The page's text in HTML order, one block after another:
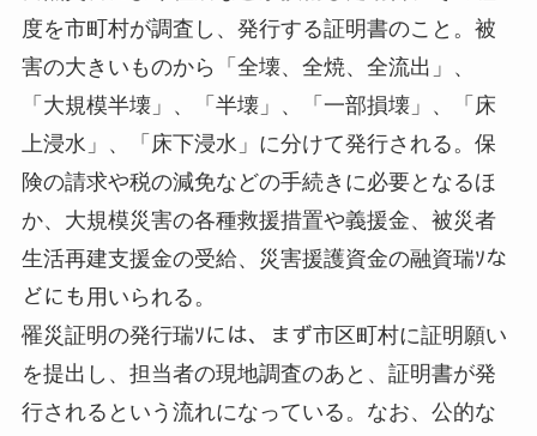
度を市町村が調査し、発行する証明書のこと。被
害の大きいものから「全壊、全焼、全流出」、
「大規模半壊」、「半壊」、「一部損壊」、「床
上浸水」、「床下浸水」に分けて発行される。保
険の請求や税の減免などの手続きに必要となるほ
か、大規模災害の各種救援措置や義援金、被災者
生活再建支援金の受給、災害援護資金の融資瑞ｿな
どにも用いられる。
罹災証明の発行瑞ｿには、まず市区町村に証明願い
を提出し、担当者の現地調査のあと、証明書が発
行されるという流れになっている。なお、公的な